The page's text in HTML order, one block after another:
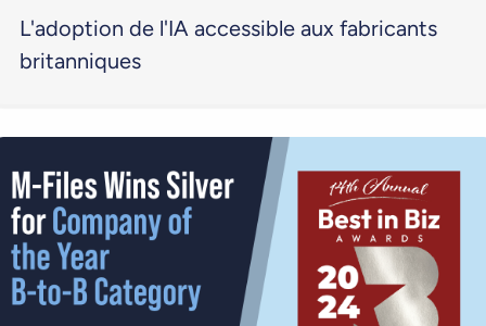
L'adoption de l'IA accessible aux fabricants
britanniques